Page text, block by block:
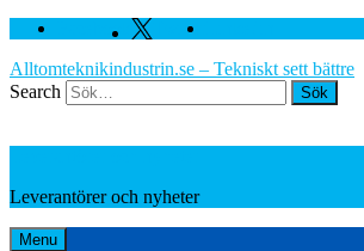
Facebook Twitter
Alltomteknikindustrin.se – Tekniskt sett bättre
Search
Leverantörer och nyheter
Menu